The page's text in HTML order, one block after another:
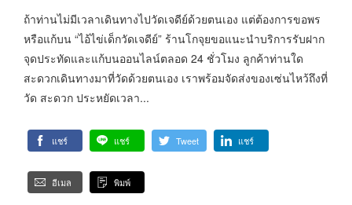
ถ้าท่านไม่มีเวลาเดินทางไปวัดเจดีย์ด้วยตนเอง แต่ต้องการขอพร
หรือแก้บน “ไอ้ไข่เด็กวัดเจดีย์” ร้านโกจุยขอแนะนำบริการรับฝาก
จุดประทัดและแก้บนออนไลน์ตลอด 24 ชั่วโมง ลูกค้าท่านใด
สะดวกเดินทางมาที่วัดด้วยตนเอง เราพร้อมจัดส่งของเซ่นไหว้ถึงที่
วัด สะดวก ประหยัดเวลา...
แชร์ แชร์ Tweet แชร์
อีเมล พิมพ์